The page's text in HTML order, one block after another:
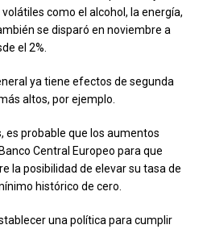
como el alcohol, la energía,
se disparó en noviembre a
el 2%.
ya tiene efectos de segunda
altos, por ejemplo.
es probable que los aumentos
Central Europeo para que
la posibilidad de elevar su tasa de
histórico de cero.
una política para cumplir